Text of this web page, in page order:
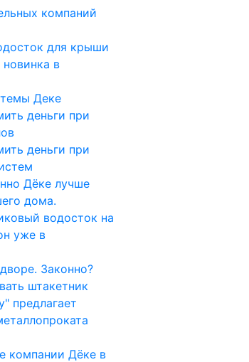
компаний
для крыши
в
Деке
деньги при
деньги при
Дёке лучше
дома.
водосток на
уже в
Законно?
штакетник
предлагает
компании Дёке в